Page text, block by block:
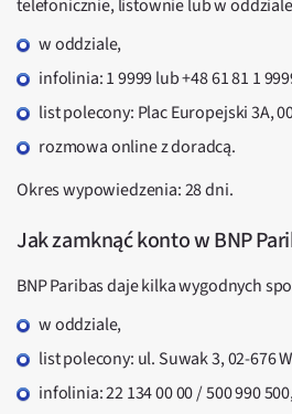
telefonicznie, listownie lub w
w oddziale,
infolinia: 1 9999 lub +48 61 81 1
list polecony: Plac Europejski 3A,
rozmowa online z doradcą.
Okres wypowiedzenia: 28 dni.
Jak zamknąć konto w BNP
BNP Paribas daje kilka wygodnych
w oddziale,
list polecony: ul. Suwak 3, 02-676
infolinia: 22 134 00 00 / 500 990